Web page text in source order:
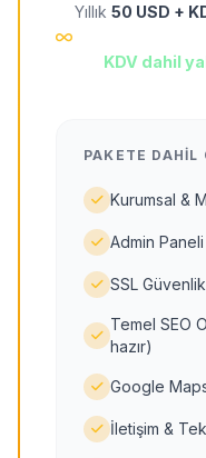
Yıllık 50 USD +
KDV dahil
PAKETE DAHIL
Kurumsal &
Admin
SSL
Temel SEO
hazır)
Google
İletişim &